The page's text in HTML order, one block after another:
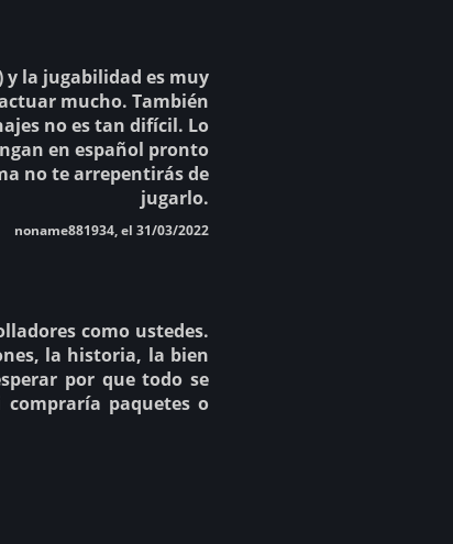
y la jugabilidad es muy
mucho. También
no es tan difícil. Lo
en español pronto
no te arrepentirás de
jugarlo.
noname881934, el 31/03/2022
como ustedes.
la historia, la bien
por que todo se
compraría paquetes o